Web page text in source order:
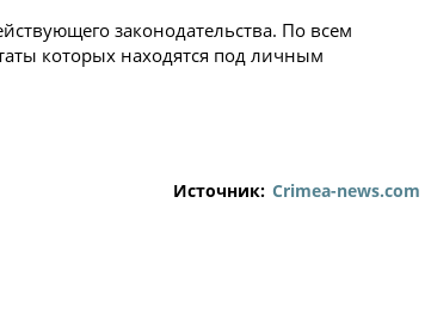
законодательства. По всем
которых находятся под личным
Источник: Crimea-news.com